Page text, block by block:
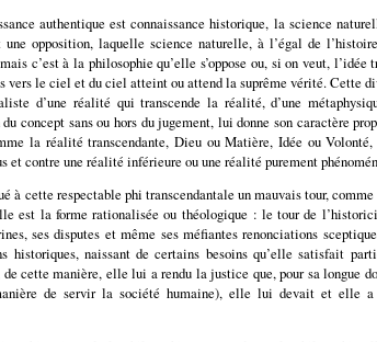
authentique est connaissance historique, la science
opposition, laquelle science naturelle, à l’égal de
c’est à la philosophie qu’elle s’oppose ou, si on veut, l’idée
vers le ciel et du ciel atteint ou attend la suprême vérité. Cette
d’une réalité qui transcende la réalité, d’une
concept sans ou hors du jugement, lui donne son caractère
la réalité transcendante, Dieu ou Matière, Idée ou
et contre une réalité inférieure ou une réalité purement
à cette respectable phi transcendantale un mauvais tour,
est la forme rationalisée ou théologique : le tour de
ses disputes et même ses méfiantes renonciations
historiques, naissant de certains besoins qu’elle satisfait
cette manière, elle lui a rendu la justice que, pour sa longue
de servir la société humaine), elle lui devait et elle a